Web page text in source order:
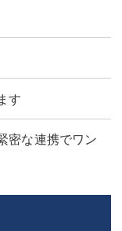
す
密な連携でワン